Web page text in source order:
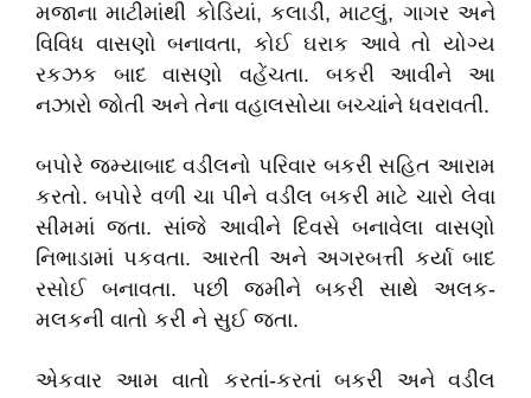
મજાના માટીમાંથી કોડિયાં, કલાડી, માટલું, ગાગર અને
વિવિધ વાસણો બનાવતા, કોઈ ઘરાક આવે તો યોગ્ય
રકઝક બાદ વાસણો વહેંચતા. બકરી આવીને આ
નઝારો જોતી અને તેના વહાલસોયા બચ્ચાંને ધવરાવતી.
બપોરે જમ્યાબાદ વડીલનો પરિવાર બકરી સહિત આરામ
કરતો. બપોરે વળી ચા પીને વડીલ બકરી માટે ચારો લેવા
સીમમાં જતા. સાંજે આવીને દિવસે બનાવેલા વાસણો
નિભાડામાં પકવતા. આરતી અને અગરબત્તી કર્યા બાદ
રસોઈ બનાવતા. પછી જમીને બકરી સાથે અલક-
મલકની વાતો કરી ને સુઈ જતા.
એકવાર આમ વાતો કરતાં-કરતાં બકરી અને વડીલ